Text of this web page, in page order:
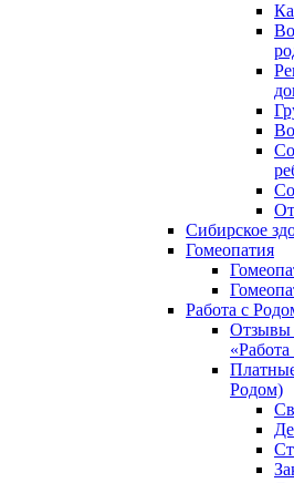
Сибирское
Гомеопатия
Работа с
Отзывы
Родом)